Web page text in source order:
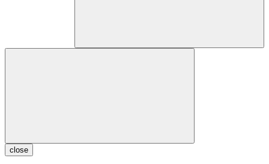
close